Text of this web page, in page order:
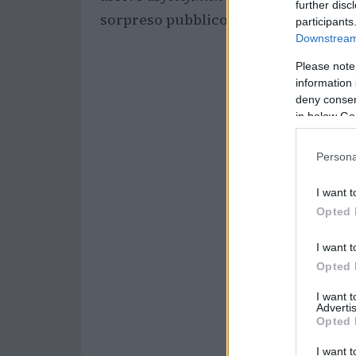
further
Please
information
deny
in below
I want
Opted
I want
Opted
I want
Opted
I want
sorpreso pubblico e addetti ai lavori.